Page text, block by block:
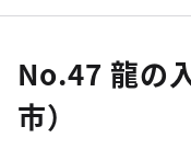
No.47 龍の
市）